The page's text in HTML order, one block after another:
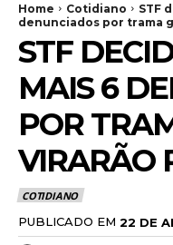
Home Cotidiano
STF
denunciados por trama
STF
MAIS 6
POR
VIRARÃO
COTIDIANO
PUBLICADO EM 22 DE